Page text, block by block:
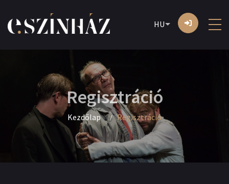
HU
Regisztráció
Kezdőlap Regisztráció